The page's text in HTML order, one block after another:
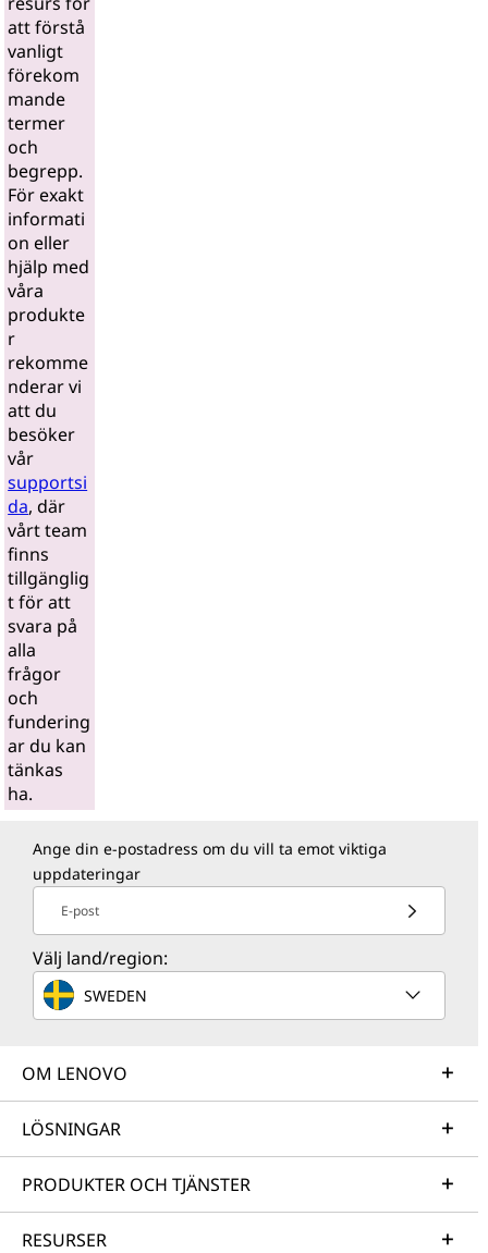
att förstå
vanligt
förekom
mande
termer
och
begrepp.
För exakt
informati
on eller
hjälp med
våra
produkte
r
rekomme
nderar vi
att du
besöker
vår
supportsi
da, där
vårt team
finns
tillgänglig
t för att
svara på
alla
frågor
och
fundering
ar du kan
tänkas
ha.
Ange din e-postadress om du vill ta emot viktiga
uppdateringar
E-post
Välj land/region:
SWEDEN
OM LENOVO
LÖSNINGAR
PRODUKTER OCH TJÄNSTER
RESURSER